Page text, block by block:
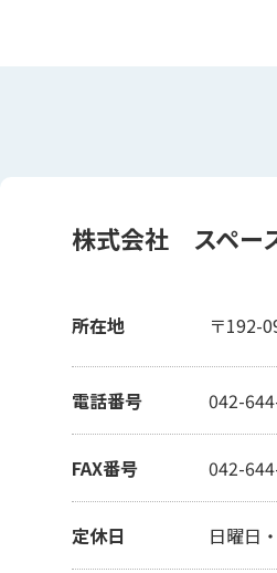
株式会社 スペー
所在地 〒192-
電話番号 042-
FAX番号 042-
定休日 日曜日